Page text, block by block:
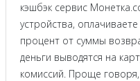
кэшбэк сервис
устройства,
процент от суммы
деньги выводятся на
комиссий. Проще